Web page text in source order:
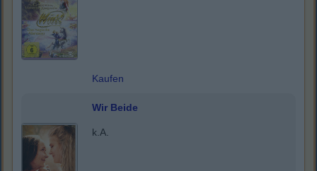
Kaufen
Wir Beide
k.A.